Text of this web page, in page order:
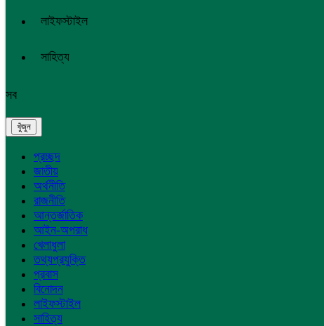
লাইফস্টাইল
সাহিত্য
সব
প্রচ্ছদ
জাতীয়
অর্থনীতি
রাজনীতি
আন্তর্জাতিক
আইন-অপরাধ
খেলাধুলা
তথ্যপ্রযুক্তি
প্রবাস
বিনোদন
লাইফস্টাইল
সাহিত্য